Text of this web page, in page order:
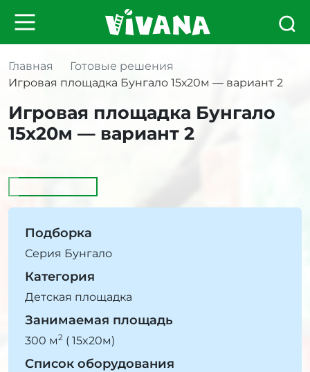
Главная
Готовые решения
Игровая площадка Бунгало 15х20м — вариант 2
Игровая площадка Бунгало
15х20м — вариант 2
Подборка
Серия Бунгало
Категория
Детская площадка
Занимаемая площадь
300 м2 ( 15x20м)
Список оборудования